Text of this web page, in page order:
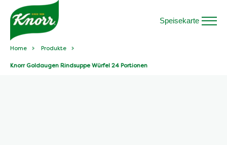
Speisekarte
Home Produkte
Knorr Goldaugen Rindsuppe Würfel 24 Portionen